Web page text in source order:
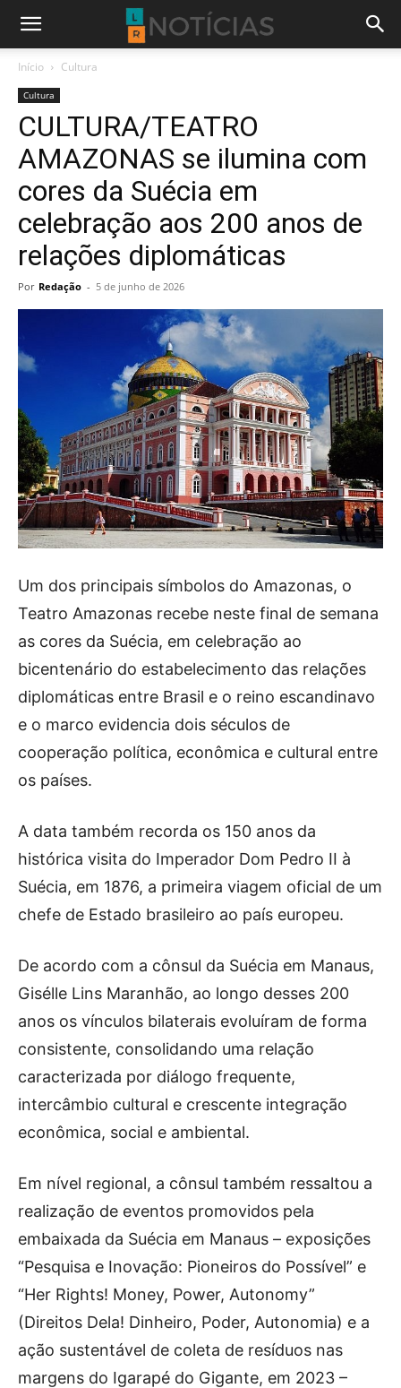
Início Cultura
Cultura
CULTURA/TEATRO
AMAZONAS se ilumina com
cores da Suécia em
celebração aos 200 anos de
relações diplomáticas
Por Redação - 5 de junho de 2026
Um dos principais símbolos do Amazonas, o
Teatro Amazonas recebe neste final de semana
as cores da Suécia, em celebração ao
bicentenário do estabelecimento das relações
diplomáticas entre Brasil e o reino escandinavo
e o marco evidencia dois séculos de
cooperação política, econômica e cultural entre
os países.
A data também recorda os 150 anos da
histórica visita do Imperador Dom Pedro II à
Suécia, em 1876, a primeira viagem oficial de um
chefe de Estado brasileiro ao país europeu.
De acordo com a cônsul da Suécia em Manaus,
Gisélle Lins Maranhão, ao longo desses 200
anos os vínculos bilaterais evoluíram de forma
consistente, consolidando uma relação
caracterizada por diálogo frequente,
intercâmbio cultural e crescente integração
econômica, social e ambiental.
Em nível regional, a cônsul também ressaltou a
realização de eventos promovidos pela
embaixada da Suécia em Manaus – exposições
“Pesquisa e Inovação: Pioneiros do Possível” e
“Her Rights! Money, Power, Autonomy”
(Direitos Dela! Dinheiro, Poder, Autonomia) e a
ação sustentável de coleta de resíduos nas
margens do Igarapé do Gigante, em 2023 –